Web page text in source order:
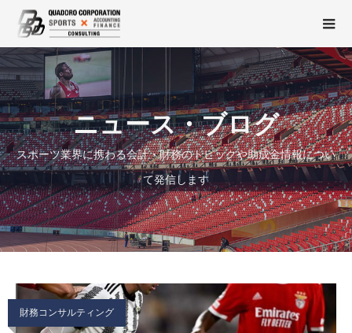
ニュース・ブログ
スポーツ業界に携わる会計・財務のトピックや助成金情報につい
て発信します
財務コンサルティング